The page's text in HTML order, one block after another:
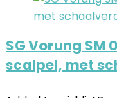
SG Vorung SM
scalpel, met